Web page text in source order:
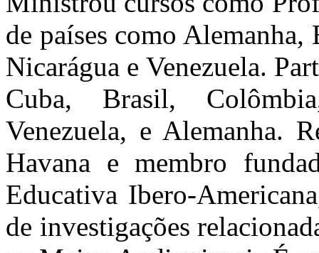
de países como
Nicarágua e Venezuela.
Cuba, Brasil,
Venezuela, e Alemanha.
Havana e membro
Educativa Ibero-
de investigações